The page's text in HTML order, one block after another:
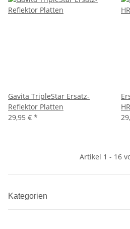
Gavita TripleStar Ersatz-
Reflektor Platten
29,95 € *
Artikel 1 - 16
Kategorien